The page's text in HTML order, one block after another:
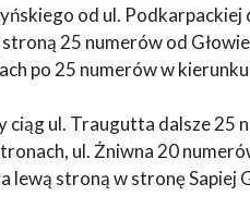
od ul.
25 numerów od
po 25 numerów w
ciąg ul. Traugutta dalsze 25
ul. Żniwna 20
lewą stroną w stronę Sapiej